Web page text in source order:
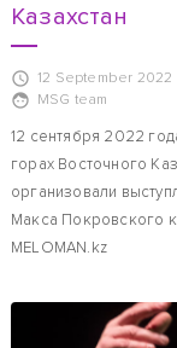
Казахстан
12 September 2022
MSG team
12 сентября 2022
горах Восточного
организовали
Макса Покровского
MELOMAN.kz